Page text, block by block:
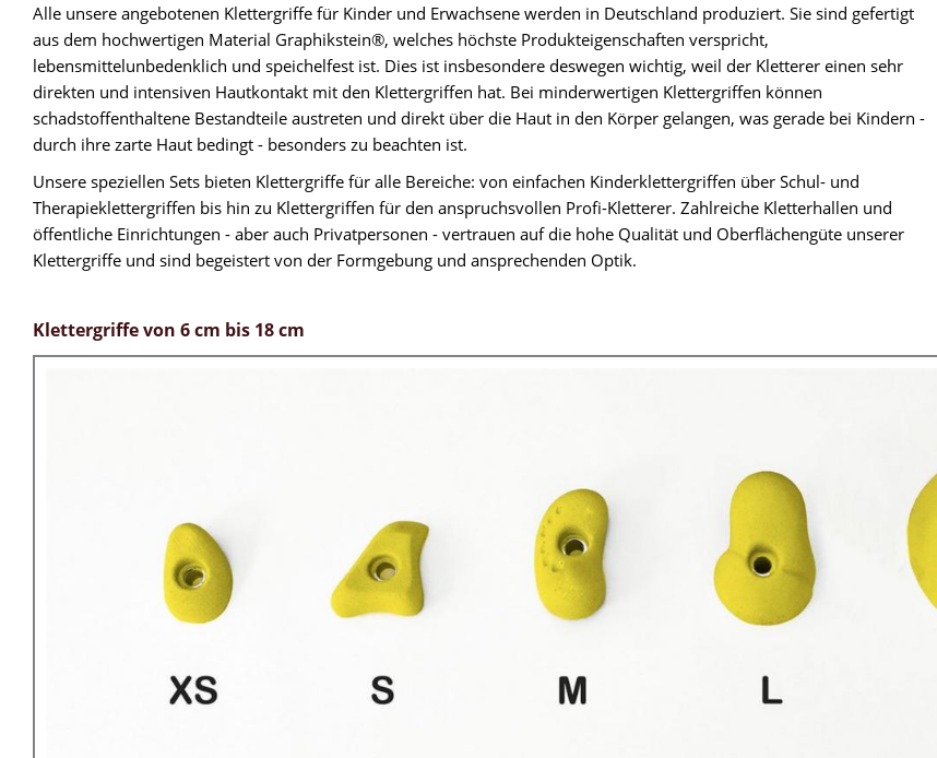
Alle unsere angebotenen Klettergriffe für Kinder und Erwachsene werden in Deutschland produziert. Sie sind gefertigt
aus dem hochwertigen Material Graphikstein®, welches höchste Produkteigenschaften verspricht,
lebensmittelunbedenklich und speichelfest ist. Dies ist insbesondere deswegen wichtig, weil der Kletterer einen sehr
direkten und intensiven Hautkontakt mit den Klettergriffen hat. Bei minderwertigen Klettergriffen können
schadstoffenthaltene Bestandteile austreten und direkt über die Haut in den Körper gelangen, was gerade bei Kindern -
durch ihre zarte Haut bedingt - besonders zu beachten ist.
Unsere speziellen Sets bieten Klettergriffe für alle Bereiche: von einfachen Kinderklettergriffen über Schul- und
Therapieklettergriffen bis hin zu Klettergriffen für den anspruchsvollen Profi-Kletterer. Zahlreiche Kletterhallen und
öffentliche Einrichtungen - aber auch Privatpersonen - vertrauen auf die hohe Qualität und Oberflächengüte unserer
Klettergriffe und sind begeistert von der Formgebung und ansprechenden Optik.
Klettergriffe von 6 cm bis 18 cm